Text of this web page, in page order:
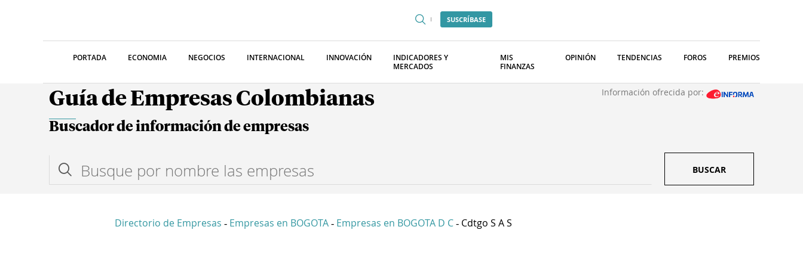
SUSCRÍBASE
PORTADA ECONOMIA NEGOCIOS INTERNACIONAL INNOVACIÓN
INDICADORES Y
MERCADOS
MIS
FINANZAS
OPINIÓN TENDENCIAS FOROS PREMIOS
Guía de Empresas Colombianas Información ofrecida por:
Buscador de información de empresas
BUSCAR
Directorio de Empresas - Empresas en BOGOTA - Empresas en BOGOTA D C - Cdtgo S A S